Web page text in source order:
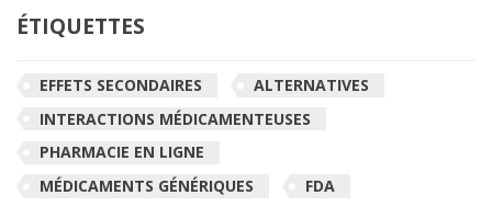
ÉTIQUETTES
EFFETS SECONDAIRES
ALTERNATIVES
INTERACTIONS MÉDICAMENTEUSES
PHARMACIE EN LIGNE
MÉDICAMENTS GÉNÉRIQUES
FDA